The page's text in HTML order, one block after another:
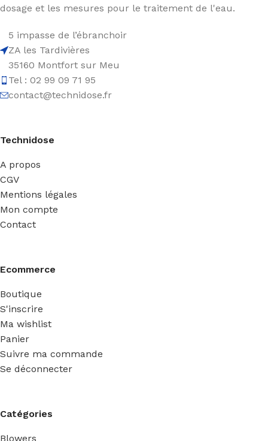
dosage et les mesures pour le traitement de l'eau.
5 impasse de l’ébranchoir
ZA les Tardivières
35160 Montfort sur Meu
Tel : 02 99 09 71 95
contact@technidose.fr
Technidose
A propos
CGV
Mentions légales
Mon compte
Contact
Ecommerce
Boutique
S'inscrire
Ma wishlist
Panier
Suivre ma commande
Se déconnecter
Catégories
Blowers